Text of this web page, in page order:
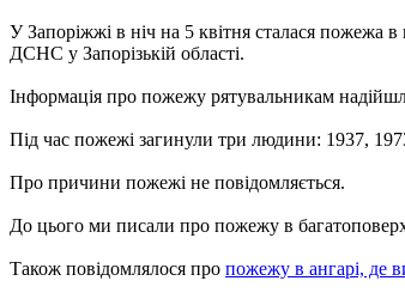
У Запоріжжі в ніч на 5 квітня сталася пожежа
ДСНС у Запорізькій області.
Інформація про пожежу рятувальникам
Під час пожежі загинули три людини: 1937,
Про причини пожежі не повідомляється.
До цього ми писали про пожежу в
Також повідомлялося про пожежу в ангарі, де